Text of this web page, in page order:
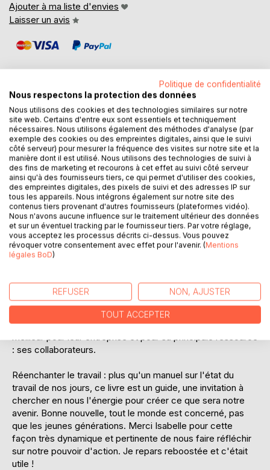
Ajouter à ma liste d'envies
Laisser un avis
DESCRIPTION
Et si nous faisions le pari de réenchanter le travail ?
C'est le pari de ce livre qui fournit une méthodologie
inédite de conduite du changement expérimentée en
entreprise et un guide précieux pour se saisir de son
propre bien-être au travail.
Ce qu'en disent les lecteurs:
Belle boîte à outils que cet ouvrage! Mais pas seulement.
tout manager/leader devrait emprunter ... celui qui mène à
la découverte de son équipe, de ses talents et de
l'incroyable richesse qui se trouve là, juste à coté. A mettre
entre toutes les mains de ceux et celles qui veulent le
meilleur pour leur entreprise et pour sa principale ressource
: ses collaborateurs.
Réenchanter le travail : plus qu'un manuel sur l'état du
travail de nos jours, ce livre est un guide, une invitation à
chercher en nous l'énergie pour créer ce que sera notre
avenir. Bonne nouvelle, tout le monde est concerné, pas
que les jeunes générations. Merci Isabelle pour cette
façon très dynamique et pertinente de nous faire réfléchir
sur notre pouvoir d'action. Je repars reboostée et c'était
utile !
Politique de confidentialité
Nous respectons la protection des données
Nous utilisons des cookies et des technologies similaires sur notre
site web. Certains d'entre eux sont essentiels et techniquement
nécessaires. Nous utilisons également des méthodes d'analyse (par
exemple des cookies ou des empreintes digitales, ainsi que le suivi
côté serveur) pour mesurer la fréquence des visites sur notre site et la
manière dont il est utilisé. Nous utilisons des technologies de suivi à
des fins de marketing et recourons à cet effet au suivi côté serveur
ainsi qu'à des fournisseurs tiers, ce qui permet d'utiliser des cookies,
des empreintes digitales, des pixels de suivi et des adresses IP sur
tous les appareils. Nous intégrons également sur notre site des
contenus tiers provenant d'autres fournisseurs (plateformes vidéo).
Nous n'avons aucune influence sur le traitement ultérieur des données
et sur un éventuel tracking par le fournisseur tiers. Par votre réglage,
vous acceptez les processus décrits ci-dessus. Vous pouvez
révoquer votre consentement avec effet pour l'avenir. (Mentions
légales BoD)
REFUSER NON, AJUSTER
TOUT ACCEPTER